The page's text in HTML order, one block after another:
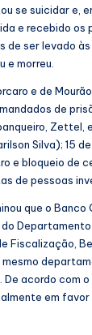
se suicidar e,
e recebido os
de ser levado
e morreu.
e de
de
Zettel,
Silva); 15
e bloqueio de
de pessoas
que o Banco
Departamento
Fiscalização,
De acordo com
em favor